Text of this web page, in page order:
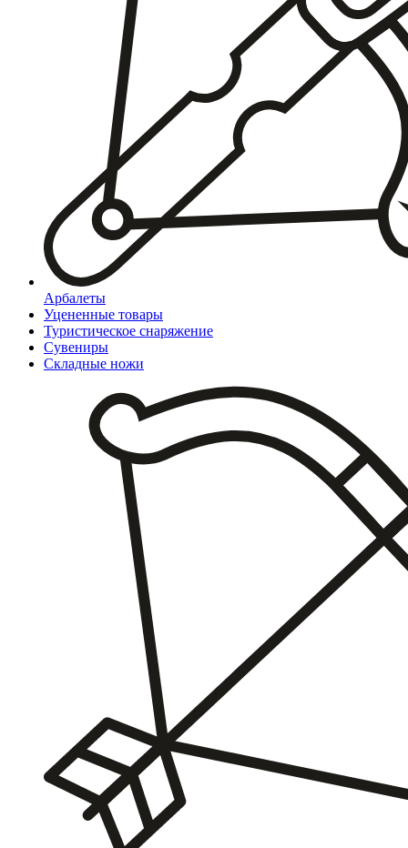
Арбалеты
Уцененные товары
Туристическое снаряжение
Сувениры
Складные ножи